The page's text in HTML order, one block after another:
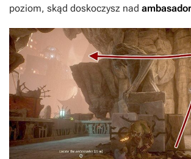
poziom, skąd doskoczysz nad